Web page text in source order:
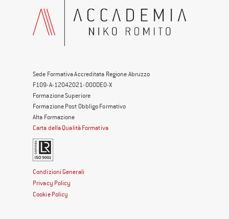
Sede Formativa Accreditata Regione Abruzzo
F109-A-12042021-000DE0-X
Formazione Superiore
Formazione Post Obbligo Formativo
Alta Formazione
Carta della Qualità Formativa
Condizioni Generali
Privacy Policy
Cookie Policy